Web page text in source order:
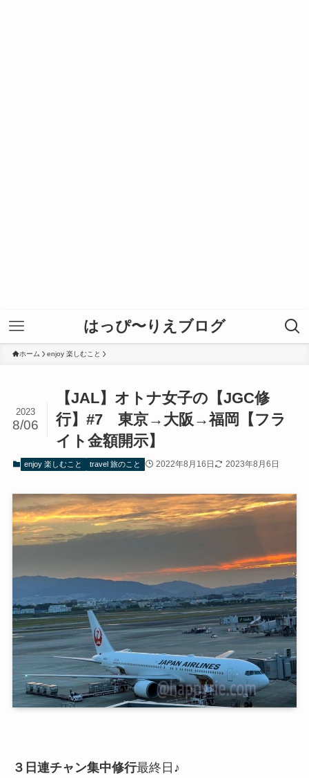
はっぴ〜りえブログ
ホーム enjoy 楽しむこと
【JAL】オトナ女子の【JGC修
行】#7 東京→大阪→福岡【フラ
イト金額開示】
2023
8/06
enjoy 楽しむこと travel 旅のこと 2022年8月16日 2023年8月6日
３日連チャン集中修行最終日♪